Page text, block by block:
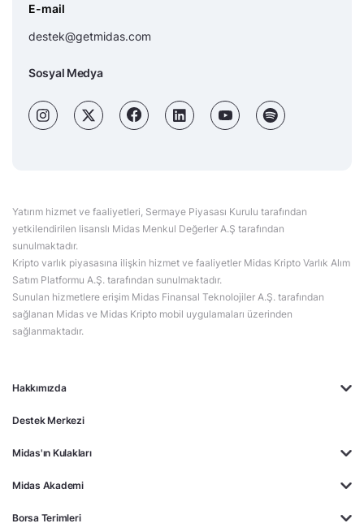
Hakkımızda
Destek Merkezi
Midas'ın Kulakları
Midas Akademi
Borsa Terimleri
E-mail
destek@getmidas.com
Sosyal Medya
Yatırım hizmet ve faaliyetleri, Sermaye Piyasası Kurulu tarafından
yetkilendirilen lisanslı Midas Menkul Değerler A.Ş tarafından
sunulmaktadır.
Kripto varlık piyasasına ilişkin hizmet ve faaliyetler Midas Kripto Varlık Alım
Satım Platformu A.Ş. tarafından sunulmaktadır.
Sunulan hizmetlere erişim Midas Finansal Teknolojiler A.Ş. tarafından
sağlanan Midas ve Midas Kripto mobil uygulamaları üzerinden
sağlanmaktadır.